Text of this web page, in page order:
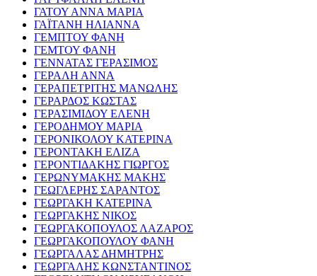
ΓΑΤΟΥ ΑΝΝΑ ΜΑΡΙΑ
ΓΑΪΤΑΝΗ ΗΛΙΑΝΝΑ
ΓΕΜΠΤΟΥ ΦΑΝΗ
ΓΕΜΤΟΥ ΦΑΝΗ
ΓΕΝΝΑΤΑΣ ΓΕΡΑΣΙΜΟΣ
ΓΕΡΑΛΗ ΑΝΝΑ
ΓΕΡΑΠΕΤΡΙΤΗΣ ΜΑΝΩΛΗΣ
ΓΕΡΑΡΔΟΣ ΚΩΣΤΑΣ
ΓΕΡΑΣΙΜΙΔΟΥ ΕΛΕΝΗ
ΓΕΡΟΔΗΜΟΥ ΜΑΡΙΑ
ΓΕΡΟΝΙΚΟΛΟΥ ΚΑΤΕΡΙΝΑ
ΓΕΡΟΝΤΑΚΗ ΕΛΙΖΑ
ΓΕΡΟΝΤΙΔΑΚΗΣ ΓΙΩΡΓΟΣ
ΓΕΡΩΝΥΜΑΚΗΣ ΜΑΚΗΣ
ΓΕΩΓΛΕΡΗΣ ΣΑΡΑΝΤΟΣ
ΓΕΩΡΓΑΚΗ ΚΑΤΕΡΙΝΑ
ΓΕΩΡΓΑΚΗΣ ΝΙΚΟΣ
ΓΕΩΡΓΑΚΟΠΟΥΛΟΣ ΛΑΖΑΡΟΣ
ΓΕΩΡΓΑΚΟΠΟΥΛΟΥ ΦΑΝΗ
ΓΕΩΡΓΑΛΑΣ ΔΗΜΗΤΡΗΣ
ΓΕΩΡΓΑΛΗΣ ΚΩΝΣΤΑΝΤΙΝΟΣ